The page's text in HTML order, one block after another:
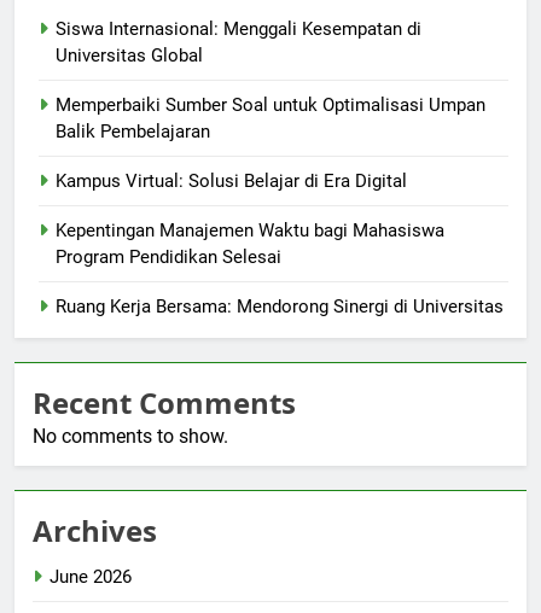
Siswa Internasional: Menggali Kesempatan di
Universitas Global
Memperbaiki Sumber Soal untuk Optimalisasi Umpan
Balik Pembelajaran
Kampus Virtual: Solusi Belajar di Era Digital
Kepentingan Manajemen Waktu bagi Mahasiswa
Program Pendidikan Selesai
Ruang Kerja Bersama: Mendorong Sinergi di Universitas
Recent Comments
No comments to show.
Archives
June 2026